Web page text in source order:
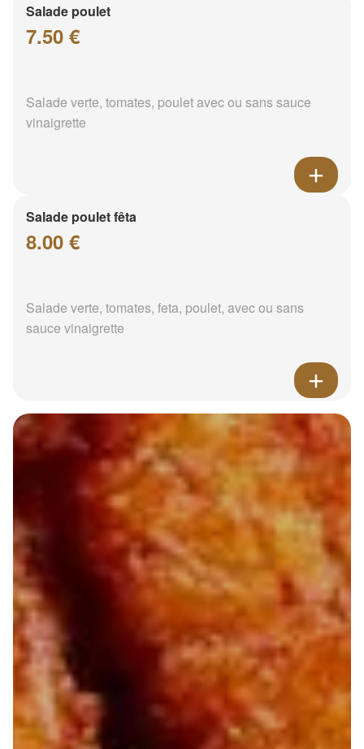
Salade poulet
7.50 €
Salade verte, tomates, poulet avec ou sans sauce
vinaigrette
Salade poulet fêta
8.00 €
Salade verte, tomates, feta, poulet, avec ou sans
sauce vinaigrette